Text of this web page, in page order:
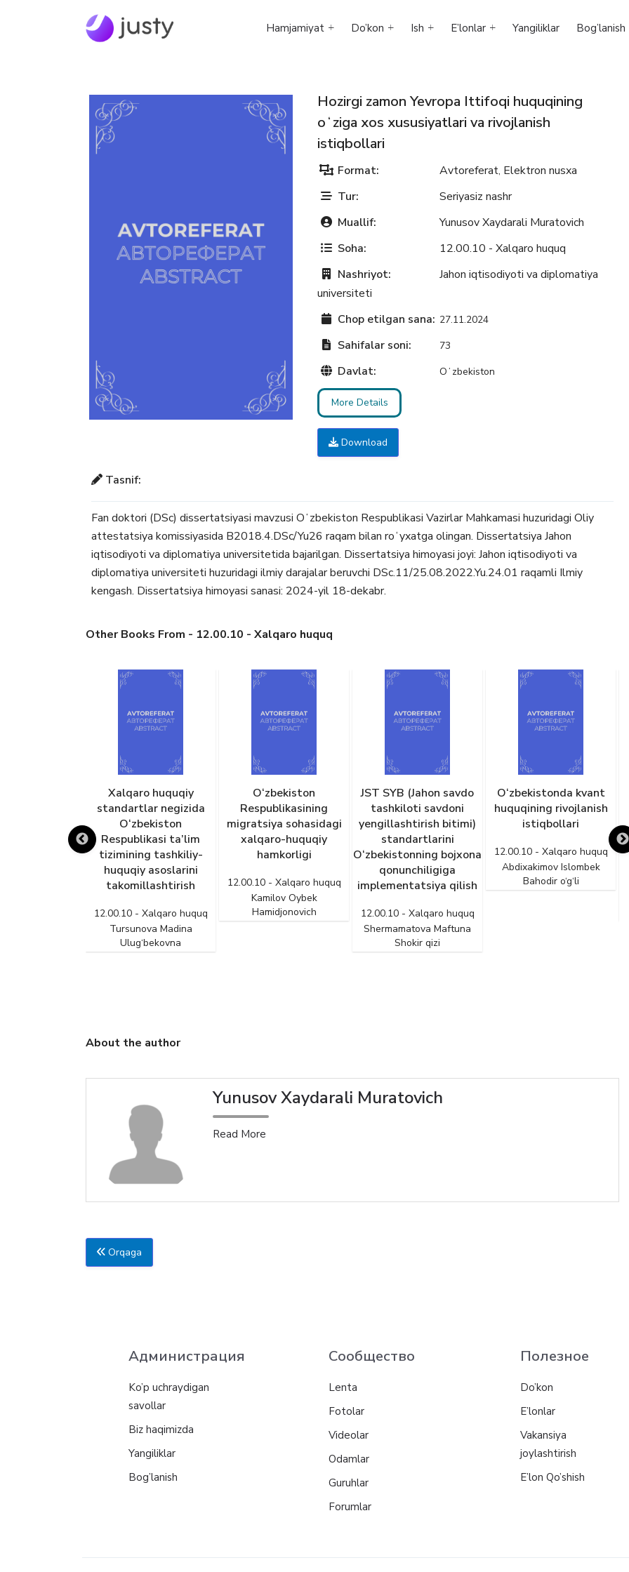
Hamjamiyat Do’kon Ish E’lonlar Yangiliklar Bog’lanish
Hozirgi zamon Yevropa Ittifoqi huquqining
oʻziga xos xususiyatlari va rivojlanish
istiqbollari
Format: Avtoreferat, Elektron nusxa
Tur:
Seriyasiz nashr
Muallif:
Yunusov Xaydarali Muratovich
Soha:
12.00.10 - Xalqaro huquq
Nashriyot:
Jahon iqtisodiyoti va diplomatiya
universiteti
Chop etilgan sana: 27.11.2024
Sahifalar soni: 73
Davlat: Oʻzbekiston
More Details
Download
Tasnif:
Fan doktori (DSc) dissertatsiyasi mavzusi Oʻzbekiston Respublikasi Vazirlar Mahkamasi huzuridagi Oliy
attestatsiya komissiyasida B2018.4.DSc/Yu26 raqam bilan roʻyxatga olingan. Dissertatsiya Jahon
iqtisodiyoti va diplomatiya universitetida bajarilgan. Dissertatsiya himoyasi joyi: Jahon iqtisodiyoti va
diplomatiya universiteti huzuridagi ilmiy darajalar beruvchi DSc.11/25.08.2022.Yu.24.01 raqamli Ilmiy
kengash. Dissertatsiya himoyasi sanasi: 2024-yil 18-dekabr.
Other Books From - 12.00.10 - Xalqaro huquq
Xalqaro huquqiy
standartlar negizida
O‘zbekiston
Respublikasi ta’lim
tizimining tashkiliy-
huquqiy asoslarini
takomillashtirish
12.00.10 - Xalqaro huquq
Tursunova Madina
Ulug‘bekovna
O‘zbekiston
Respublikasining
migratsiya sohasidagi
xalqaro-huquqiy
hamkorligi
12.00.10 - Xalqaro huquq
Kamilov Oybek
Hamidjonovich
JST SYB (Jahon savdo
tashkiloti savdoni
yengillashtirish bitimi)
standartlarini
O‘zbekistonning bojxona
qonunchiligiga
implementatsiya qilish
12.00.10 - Xalqaro huquq
Shermamatova Maftuna
Shokir qizi
O‘zbekistonda kvant
huquqining rivojlanish
istiqbollari
12.00.10 - Xalqaro huquq
Abdixakimov Islombek
Bahodir o‘g‘li
About the author
Yunusov Xaydarali Muratovich
Read More
Orqaga
Администрация
Ko’p uchraydigan
savollar
Biz haqimizda
Yangiliklar
Bog’lanish
Сообщество
Lenta
Fotolar
Videolar
Odamlar
Guruhlar
Forumlar
Полезное
Do’kon
E’lonlar
Vakansiya
joylashtirish
E’lon Qo’shish